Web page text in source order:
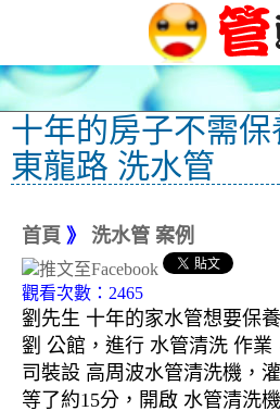
十年的房子不需
東龍路 洗水管
首頁 》 洗水管 案例
觀看次數：2465
劉先生 十年的家水管想要保
劉 公館，進行 水管清洗 作
司裝設 高周波水管清洗機，
等了約15分，開啟 水管清洗